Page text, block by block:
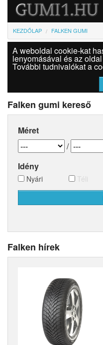
Gumi
Felni
Szolgáltatások
Bejelentkezés
KEZDŐLAP FALKEN GUMI
A weboldal cookie-kat
lenyomásával és az
További tudnivalókat a
Falken gumi kereső
Méret
/
Idény
Nyári Téli
Falken hírek